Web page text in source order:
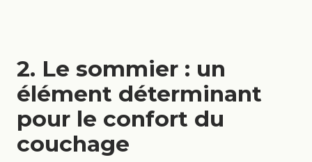
2. Le sommier : un
élément déterminant
pour le confort du
couchage